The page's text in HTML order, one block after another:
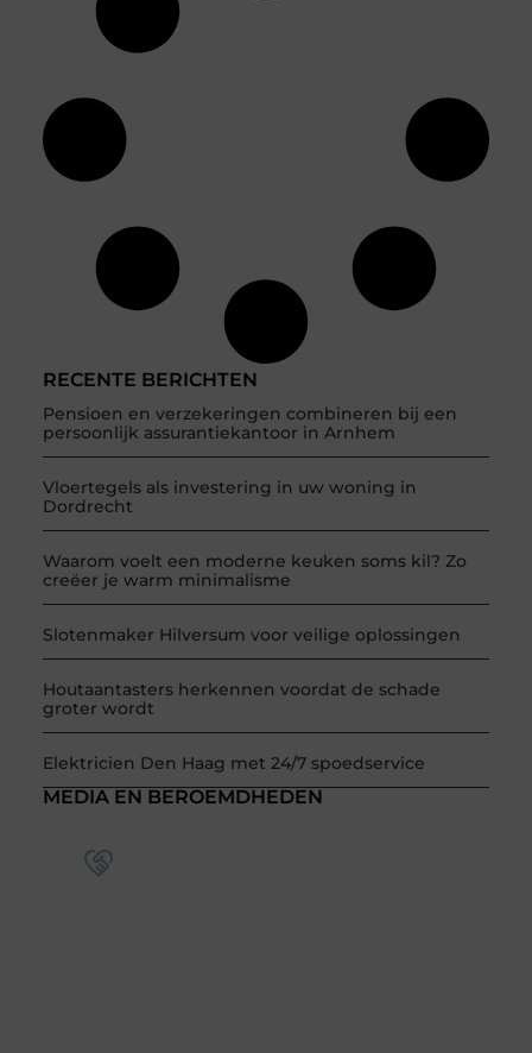
RECENTE BERICHTEN
Pensioen en verzekeringen combineren bij een
persoonlijk assurantiekantoor in Arnhem
Vloertegels als investering in uw woning in
Dordrecht
Waarom voelt een moderne keuken soms kil? Zo
creëer je warm minimalisme
Slotenmaker Hilversum voor veilige oplossingen
Houtaantasters herkennen voordat de schade
groter wordt
Elektricien Den Haag met 24/7 spoedservice
MEDIA EN BEROEMDHEDEN